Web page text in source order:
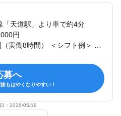
「天道駅」より車で約4分
円
募へ
もはやくなりやすい！
： 2026/05/19